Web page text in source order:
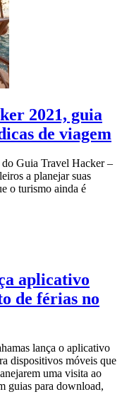
2021, guia
de viagem
Guia Travel Hacker –
a planejar suas
o turismo ainda é
aplicativo
de férias no
lança o aplicativo
dispositivos móveis que
uma visita ao
guias para download,